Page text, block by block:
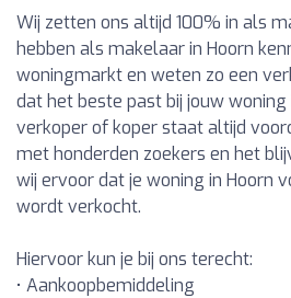
Wij zetten ons altijd 100% in als
hebben als makelaar in Hoorn
woningmarkt en weten zo een
dat het beste past bij jouw woning
verkoper of koper staat altijd
met honderden zoekers en het
wij ervoor dat je woning in Hoorn
wordt verkocht.
Hiervoor kun je bij ons terecht:
• Aankoopbemiddeling